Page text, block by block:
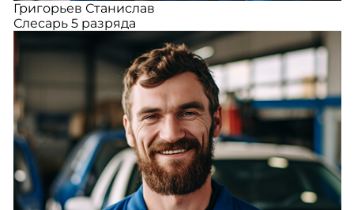
Григорьев Станислав
Слесарь 5 разряда